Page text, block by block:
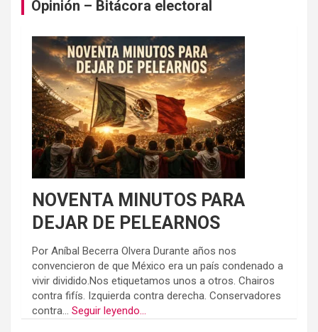
Opinión – Bitácora electoral
NOVENTA MINUTOS PARA
DEJAR DE PELEARNOS
Por Aníbal Becerra Olvera Durante años nos
convencieron de que México era un país condenado a
vivir dividido.Nos etiquetamos unos a otros. Chairos
contra fifís. Izquierda contra derecha. Conservadores
contra... Seguir leyendo...